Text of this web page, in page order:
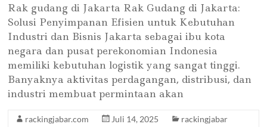
Rak gudang di Jakarta Rak Gudang di Jakarta:
Solusi Penyimpanan Efisien untuk Kebutuhan
Industri dan Bisnis Jakarta sebagai ibu kota
negara dan pusat perekonomian Indonesia
memiliki kebutuhan logistik yang sangat tinggi.
Banyaknya aktivitas perdagangan, distribusi, dan
industri membuat permintaan akan
rackingjabar.com Juli 14, 2025 rackingjabar